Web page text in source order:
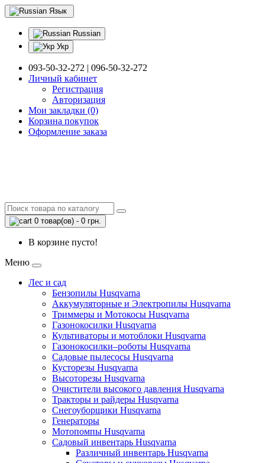
Язык
Russian
Укр
093-50-32-272 | 096-50-32-272
Личный кабинет
Регистрация
Авторизация
Мои закладки (0)
Корзина покупок
Оформление заказа
0 товар(ов) - 0 грн.
В корзине пусто!
Меню
Лес и сад
Бензопилы Husqvarna
Аккумуляторные и Электропилы Нusqvarna
Триммеры и Мотокосы Нusqvarna
Газонокосилки Husqvarna
Культиваторы и мотоблоки Husqvarna
Газонокосилки–роботы Husqvarna
Садовые пылесосы Husqvarna
Кусторезы Husqvarna
Высоторезы Husqvarna
Очистители высокого давления Husqvarna
Тракторы и райдеры Husqvarna
Снегоуборщики Husqvarna
Генераторы
Мотопомпы Husqvarna
Садовый инвентарь Husqvarna
Различный инвентарь Husqvarna